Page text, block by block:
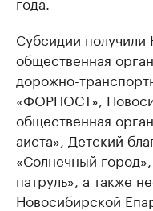
Субсидии получили
общественная
дорожно-
«ФОРПОСТ»,
общественная
аиста», Детский
«Солнечный
патруль», а также
Новосибирской